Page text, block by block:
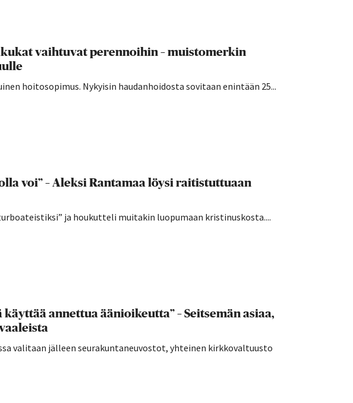
vaihtuvat perennoihin – muistomerkin
hoitosopimus. Nykyisin haudanhoidosta sovitaan enintään 25...
voi” – Aleksi Rantamaa löysi raitistuttuaan
ja houkutteli muitakin luopumaan kristinuskosta....
annettua äänioikeutta” – Seitsemän asiaa,
valitaan jälleen seurakuntaneuvostot, yhteinen kirkkovaltuusto